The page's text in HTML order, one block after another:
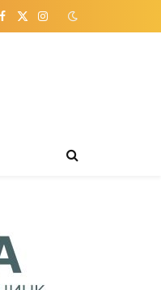
Facebook
X
Instagram